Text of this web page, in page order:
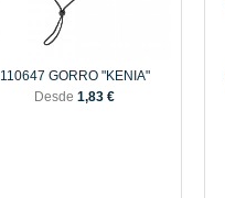
110647 GORRO "KENIA"
Desde1,83 €